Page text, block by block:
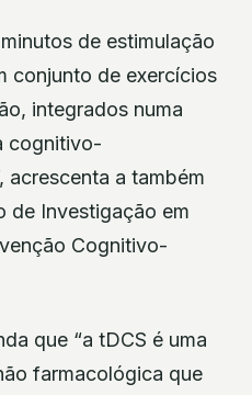
de estimulação
conjunto de exercícios
integrados numa
cognitivo-
acrescenta a também
de Investigação em
Cognitivo-
que “a tDCS é uma
farmacológica que